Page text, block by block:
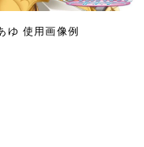
ゆ 使用画像例